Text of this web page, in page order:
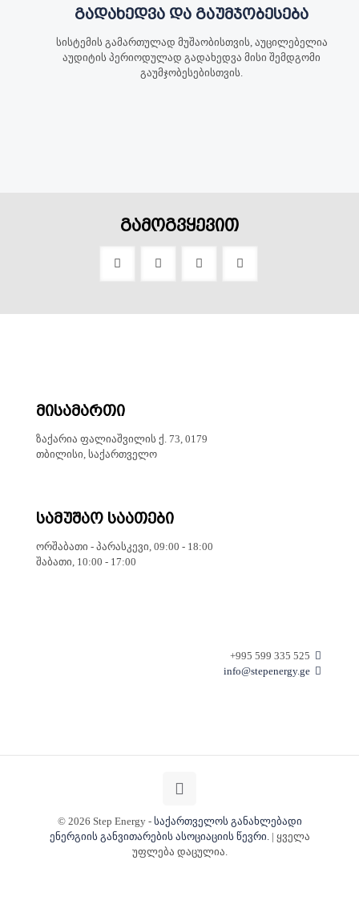
გადახედვა და გაუმჯობესება
სისტემის გამართულად მუშაობისთვის, აუცილებელია
აუდიტის პერიოდულად გადახედვა მისი შემდგომი
გაუმჯობესებისთვის.
გამოგვყევით
მისამართი
ზაქარია ფალიაშვილის ქ. 73, 0179
თბილისი, საქართველო
სამუშაო საათები
ორშაბათი - პარასკევი, 09:00 - 18:00
შაბათი, 10:00 - 17:00
+995 599 335 525
info@stepenergy.ge
© 2026 Step Energy - საქართველოს განახლებადი
ენერგიის განვითარების ასოციაციის წევრი.| ყველა
უფლება დაცულია.